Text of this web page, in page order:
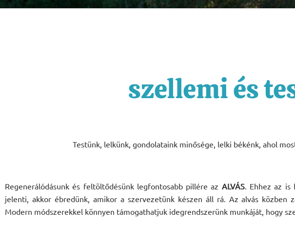
szellemi és
Testünk, lelkünk, gondolataink minősége, lelki békénk, ahol
Regenerálódásunk és feltöltődésünk legfontosabb pillére az ALVÁS. Ehhez az is
jelenti, akkor ébredünk, amikor a szervezetünk készen áll rá. Az alvás közben
Modern módszerekkel könnyen támogathatjuk idegrendszerünk munkáját, hogy